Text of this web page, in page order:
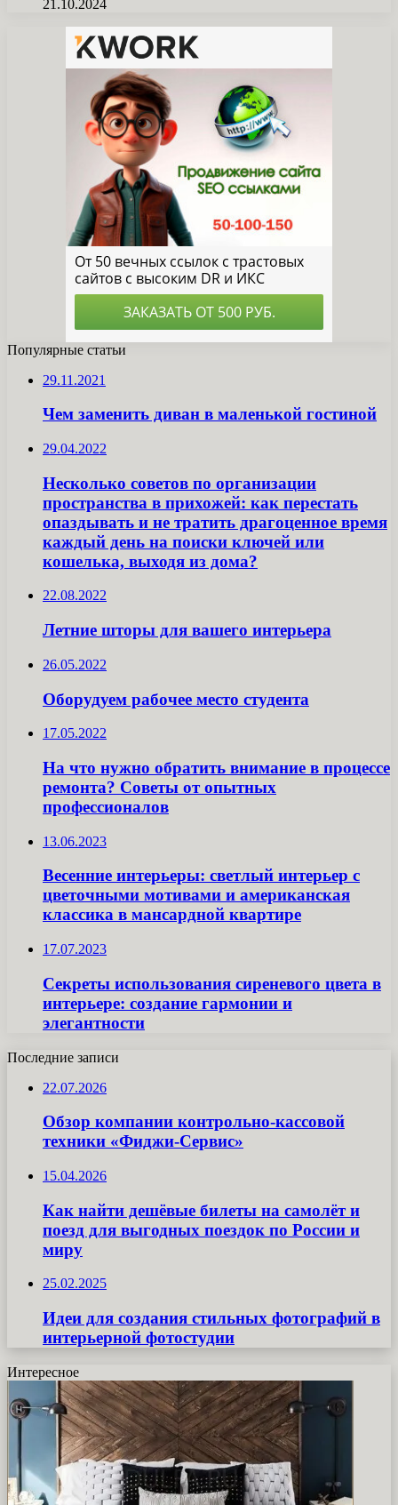
21.10.2024
Популярные статьи
29.11.2021
Чем заменить диван в маленькой гостиной
29.04.2022
Несколько советов по организации
пространства в прихожей: как перестать
опаздывать и не тратить драгоценное время
каждый день на поиски ключей или
кошелька, выходя из дома?
22.08.2022
Летние шторы для вашего интерьера
26.05.2022
Оборудуем рабочее место студента
17.05.2022
На что нужно обратить внимание в процессе
ремонта? Советы от опытных
профессионалов
13.06.2023
Весенние интерьеры: светлый интерьер с
цветочными мотивами и американская
классика в мансардной квартире
17.07.2023
Секреты использования сиреневого цвета в
интерьере: создание гармонии и
элегантности
Последние записи
22.07.2026
Обзор компании контрольно-кассовой
техники «Фиджи-Сервис»
15.04.2026
Как найти дешёвые билеты на самолёт и
поезд для выгодных поездок по России и
миру
25.02.2025
Идеи для создания стильных фотографий в
интерьерной фотостудии
Интересное